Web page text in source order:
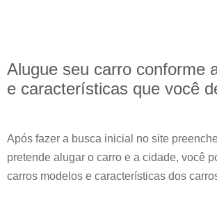
Alugue seu carro conforme
e características que você
Após fazer a busca inicial no site
pretende alugar o carro e a cidade, você
carros modelos e características dos